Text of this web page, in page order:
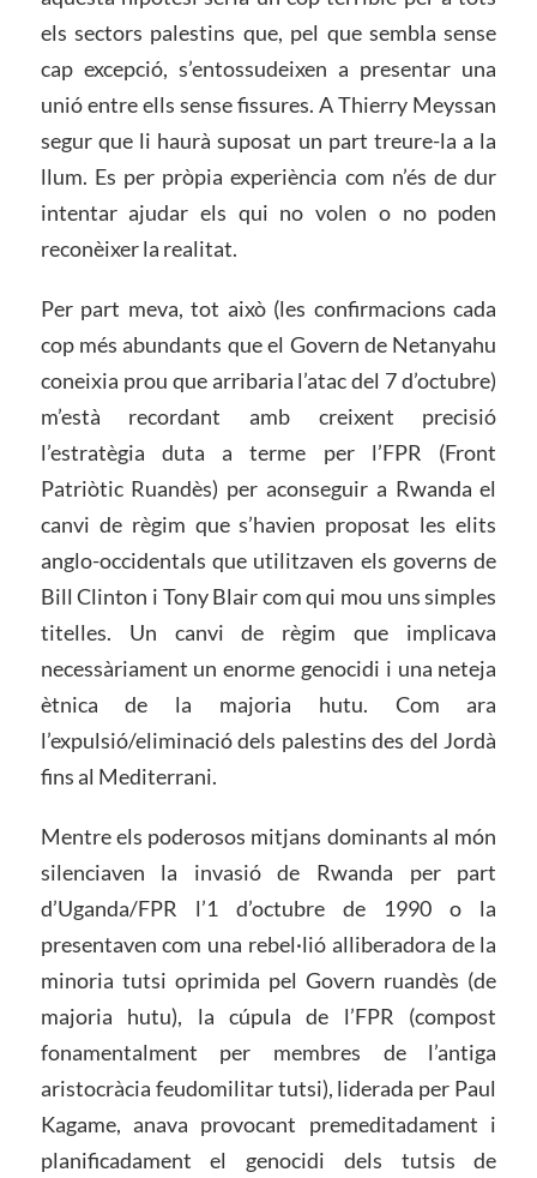
els sectors palestins que, pel que sembla sense
cap excepció, s’entossudeixen a presentar una
unió entre ells sense fissures. A Thierry Meyssan
segur que li haurà suposat un part treure-la a la
llum. Es per pròpia experiència com n’és de dur
intentar ajudar els qui no volen o no poden
reconèixer la realitat.
Per part meva, tot això (les confirmacions cada
cop més abundants que el Govern de Netanyahu
coneixia prou que arribaria l’atac del 7 d’octubre)
m’està recordant amb creixent precisió
l’estratègia duta a terme per l’FPR (Front
Patriòtic Ruandès) per aconseguir a Rwanda el
canvi de règim que s’havien proposat les elits
anglo-occidentals que utilitzaven els governs de
Bill Clinton i Tony Blair com qui mou uns simples
titelles. Un canvi de règim que implicava
necessàriament un enorme genocidi i una neteja
ètnica de la majoria hutu. Com ara
l’expulsió/eliminació dels palestins des del Jordà
fins al Mediterrani.
Mentre els poderosos mitjans dominants al món
silenciaven la invasió de Rwanda per part
d’Uganda/FPR l’1 d’octubre de 1990 o la
presentaven com una rebel·lió alliberadora de la
minoria tutsi oprimida pel Govern ruandès (de
majoria hutu), la cúpula de l’FPR (compost
fonamentalment per membres de l’antiga
aristocràcia feudomilitar tutsi), liderada per Paul
Kagame, anava provocant premeditadament i
planificadament el genocidi dels tutsis de